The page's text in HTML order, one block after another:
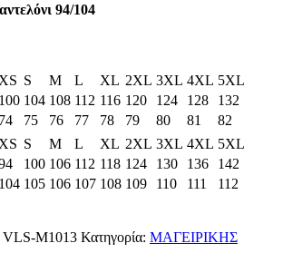
94/104
XS S M L XL 2XL 3XL 4XL 5XL
100 104 108 112 116 120 124 128
132
74 75 76 77 78 79 80 81
82
XS S M L XL 2XL 3XL 4XL 5XL
100 106 112 118 124 130 136
142
104 105 106 107 108 109 110 111
112
VLS-M1013 Κατηγορία: ΜΑΓΕΙΡΙΚΗΣ